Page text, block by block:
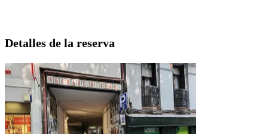
Detalles de la reserva